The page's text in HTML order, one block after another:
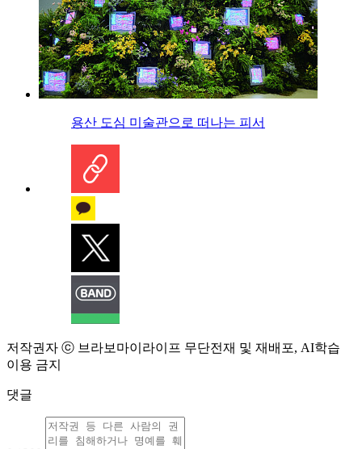
용산 도심 미술관으로 떠나는 피서
저작권자 ⓒ 브라보마이라이프 무단전재 및 재배포, AI학습
이용 금지
댓글